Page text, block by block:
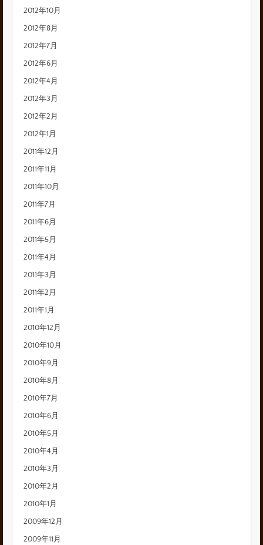
2012年10月
2012年8月
2012年7月
2012年6月
2012年4月
2012年3月
2012年2月
2012年1月
2011年12月
2011年11月
2011年10月
2011年7月
2011年6月
2011年5月
2011年4月
2011年3月
2011年2月
2011年1月
2010年12月
2010年10月
2010年9月
2010年8月
2010年7月
2010年6月
2010年5月
2010年4月
2010年3月
2010年2月
2010年1月
2009年12月
2009年11月